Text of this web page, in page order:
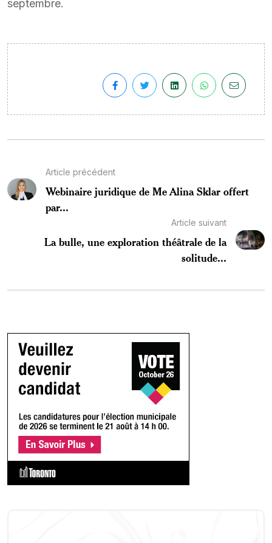
septembre.
Article précédent
Webinaire juridique de Me Alina Sklar offert
par...
Article suivant
La bulle, une exploration théâtrale de la
solitude...